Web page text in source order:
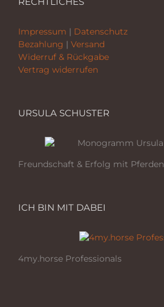
Impressum | Datenschutz
Bezahlung | Versand
Widerruf & Rückgabe
Vertrag widerrufen
URSULA SCHUSTER
Freundschaft & Erfolg mit Pferden
ICH BIN MIT DABEI
4my.horse Professionals